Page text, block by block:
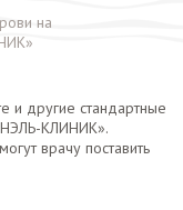
на
и другие стандартные
КЛИНИК».
врачу поставить